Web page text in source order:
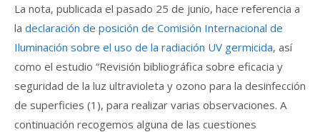
La nota, publicada el pasado 25 de junio, hace referencia a
la declaración de posición de Comisión Internacional de
Iluminación sobre el uso de la radiación UV germicida, así
como el estudio “Revisión bibliográfica sobre eficacia y
seguridad de la luz ultravioleta y ozono para la desinfección
de superficies (1), para realizar varias observaciones. A
continuación recogemos alguna de las cuestiones